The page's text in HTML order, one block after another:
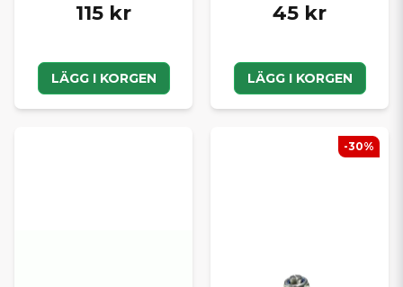
115 kr
LÄGG I KORGEN
45 kr
LÄGG I KORGEN
-30%